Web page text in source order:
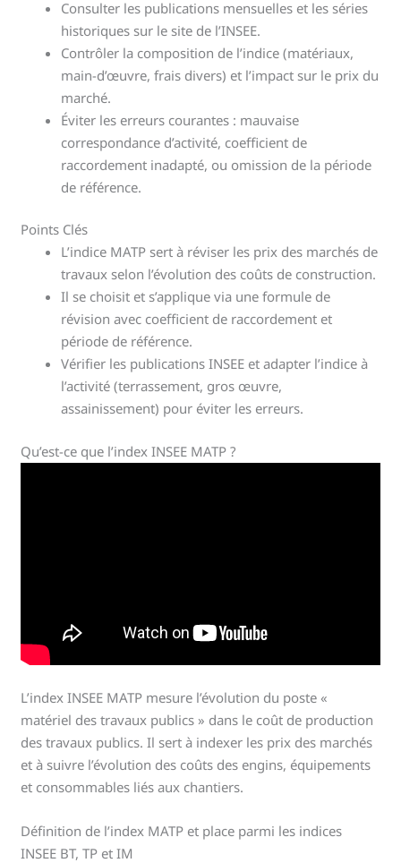
Consulter les publications mensuelles et les séries
historiques sur le site de l’INSEE.
Contrôler la composition de l’indice (matériaux,
main-d’œuvre, frais divers) et l’impact sur le prix du
marché.
Éviter les erreurs courantes : mauvaise
correspondance d’activité, coefficient de
raccordement inadapté, ou omission de la période
de référence.
Points Clés
L’indice MATP sert à réviser les prix des marchés de
travaux selon l’évolution des coûts de construction.
Il se choisit et s’applique via une formule de
révision avec coefficient de raccordement et
période de référence.
Vérifier les publications INSEE et adapter l’indice à
l’activité (terrassement, gros œuvre,
assainissement) pour éviter les erreurs.
Qu’est-ce que l’index INSEE MATP ?
L’index INSEE MATP mesure l’évolution du poste «
matériel des travaux publics » dans le coût de production
des travaux publics. Il sert à indexer les prix des marchés
et à suivre l’évolution des coûts des engins, équipements
et consommables liés aux chantiers.
Définition de l’index MATP et place parmi les indices
INSEE BT, TP et IM